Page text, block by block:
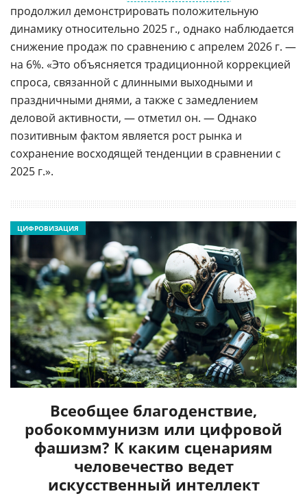
продолжил демонстрировать положительную
динамику относительно 2025 г., однако наблюдается
снижение продаж по сравнению с апрелем 2026 г. —
на 6%. «Это объясняется традиционной коррекцией
спроса, связанной с длинными выходными и
праздничными днями, а также с замедлением
деловой активности, — отметил он. — Однако
позитивным фактом является рост рынка и
сохранение восходящей тенденции в сравнении с
2025 г.».
Всеобщее благоденствие,
робокоммунизм или цифровой
фашизм? К каким сценариям
человечество ведет
искусственный интеллект
ЦИФРОВИЗАЦИЯ